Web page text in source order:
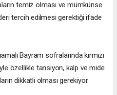
temiz olması ve mümkünse
tercih edilmesi gerektiği ifade
Bayram sofralarında kırmızı
özellikle tansiyon, kalp ve mide
dikkatli olması gerekiyor.